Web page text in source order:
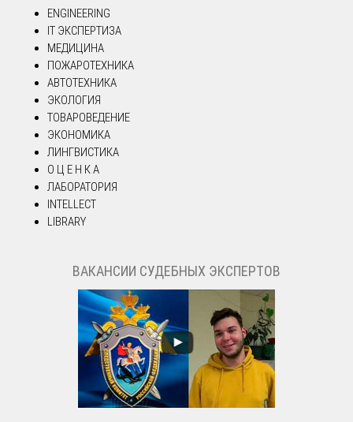
ENGINEERING
IT ЭКСПЕРТИЗА
МЕДИЦИНА
ПОЖАРОТЕХНИКА
АВТОТЕХНИКА
ЭКОЛОГИЯ
ТОВАРОВЕДЕНИЕ
ЭКОНОМИКА
ЛИНГВИСТИКА
О Ц Е Н К А
ЛАБОРАТОРИЯ
INTELLECT
LIBRARY
ВАКАНСИИ СУДЕБНЫХ ЭКСПЕРТОВ